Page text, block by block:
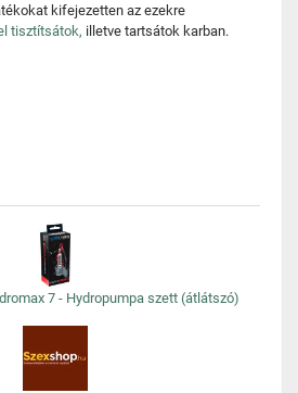
kifejezetten az ezekre
tisztítsátok, illetve tartsátok karban.
7 - Hydropumpa szett (átlátszó)